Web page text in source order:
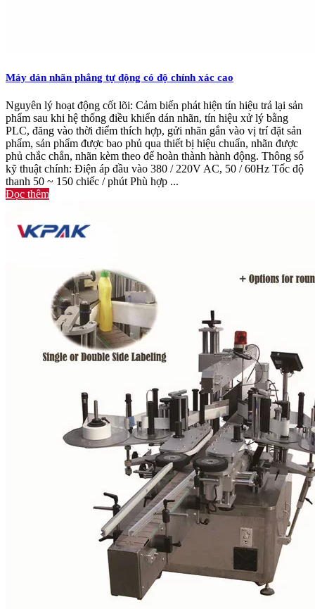
Máy dán nhãn phẳng tự động có độ chính xác cao
Nguyên lý hoạt động cốt lõi: Cảm biến phát hiện tín hiệu trả lại sản
phẩm sau khi hệ thống điều khiển dán nhãn, tín hiệu xử lý bằng
PLC, đăng vào thời điểm thích hợp, gửi nhãn gắn vào vị trí đặt sản
phẩm, sản phẩm được bao phủ qua thiết bị hiệu chuẩn, nhãn được
phủ chắc chắn, nhãn kèm theo để hoàn thành hành động. Thông số
kỹ thuật chính: Điện áp đầu vào 380 / 220V AC, 50 / 60Hz Tốc độ
thanh 50 ~ 150 chiếc / phút Phù hợp ...
Đọc thêm